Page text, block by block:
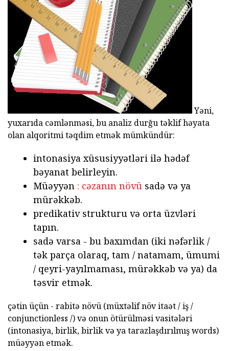
Yəni,
yuxarıda cəmlənməsi, bu analiz durğu təklif həyata
olan alqoritmi təqdim etmək mümkündür:
intonasiya xüsusiyyətləri ilə hədəf
bəyanat belirleyin.
Müəyyən : cəzanın növü sadə və ya
mürəkkəb.
predikativ strukturu və orta üzvləri
tapın.
sadə varsa - bu baxımdan (iki nəfərlik /
tək parça olaraq, tam / natamam, ümumi
/ qeyri-yayılmaması, mürəkkəb və ya) da
təsvir etmək.
çətin üçün - rabitə növü (müxtəlif növ itaət / iş /
conjunctionless /) və onun ötürülməsi vasitələri
(intonasiya, birlik, birlik və ya tarazlaşdırılmış words)
müəyyən etmək.